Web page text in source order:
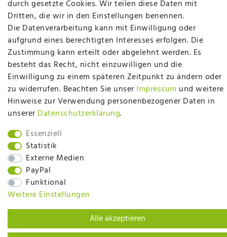
durch gesetzte Cookies. Wir teilen diese Daten mit
Dritten, die wir in den Einstellungen benennen.
Die Datenverarbeitung kann mit Einwilligung oder
aufgrund eines berechtigten Interesses erfolgen. Die
Zustimmung kann erteilt oder abgelehnt werden. Es
besteht das Recht, nicht einzuwilligen und die
Einwilligung zu einem späteren Zeitpunkt zu ändern oder
zu widerrufen. Beachten Sie unser Impressum und weitere
Hinweise zur Verwendung personenbezogener Daten in
unserer Daten­schutz­erklärung.
Essenziell
Statistik
Externe Medien
PayPal
Funktional
Weitere Einstellungen
Alle akzeptieren
plentymarkets Template von Plenty Lions
BACK TO TOP